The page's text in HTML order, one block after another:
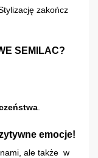
zakończ
SEMILAC?
emocje!
ale także w